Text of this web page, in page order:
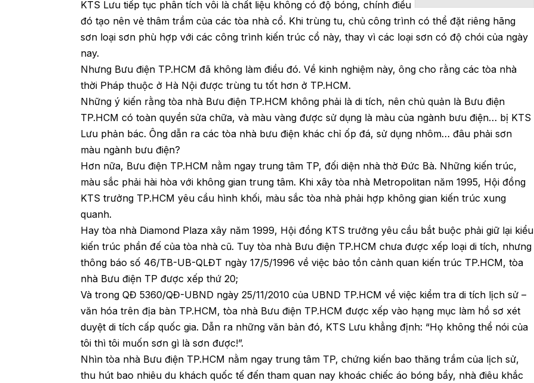
KTS Lưu tiếp tục phân tích vôi là chất liệu không có độ bóng, chính điều
đó tạo nên vẻ thâm trầm của các tòa nhà cổ. Khi trùng tu, chủ công trình có thể đặt riêng hãng
sơn loại sơn phù hợp với các công trình kiến trúc cổ này, thay vì các loại sơn có độ chói của ngày
nay.
Nhưng Bưu điện TP.HCM đã không làm điều đó. Về kinh nghiệm này, ông cho rằng các tòa nhà
thời Pháp thuộc ở Hà Nội được trùng tu tốt hơn ở TP.HCM.
Những ý kiến rằng tòa nhà Bưu điện TP.HCM không phải là di tích, nên chủ quản là Bưu điện
TP.HCM có toàn quyền sửa chữa, và màu vàng được sử dụng là màu của ngành bưu điện… bị KTS
Lưu phản bác. Ông dẫn ra các tòa nhà bưu điện khác chỉ ốp đá, sử dụng nhôm… đâu phải sơn
màu ngành bưu điện?
Hơn nữa, Bưu điện TP.HCM nằm ngay trung tâm TP, đối diện nhà thờ Đức Bà. Những kiến trúc,
màu sắc phải hài hòa với không gian trung tâm. Khi xây tòa nhà Metropolitan năm 1995, Hội đồng
KTS trưởng TP.HCM yêu cầu hình khối, màu sắc tòa nhà phải hợp không gian kiến trúc xung
quanh.
Hay tòa nhà Diamond Plaza xây năm 1999, Hội đồng KTS trưởng yêu cầu bắt buộc phải giữ lại kiểu
kiến trúc phần đế của tòa nhà cũ. Tuy tòa nhà Bưu điện TP.HCM chưa được xếp loại di tích, nhưng
thông báo số 46/TB-UB-QLĐT ngày 17/5/1996 về việc bảo tồn cảnh quan kiến trúc TP.HCM, tòa
nhà Bưu điện TP được xếp thứ 20;
Và trong QĐ 5360/QĐ-UBND ngày 25/11/2010 của UBND TP.HCM về việc kiểm tra di tích lịch sử –
văn hóa trên địa bàn TP.HCM, tòa nhà Bưu điện TP.HCM được xếp vào hạng mục làm hồ sơ xét
duyệt di tích cấp quốc gia. Dẫn ra những văn bản đó, KTS Lưu khẳng định: “Họ không thể nói của
tôi thì tôi muốn sơn gì là sơn được!”.
Nhìn tòa nhà Bưu điện TP.HCM nằm ngay trung tâm TP, chứng kiến bao thăng trầm của lịch sử,
thu hút bao nhiêu du khách quốc tế đến tham quan nay khoác chiếc áo bóng bẩy, nhà điêu khắc